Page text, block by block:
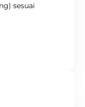
sesuai